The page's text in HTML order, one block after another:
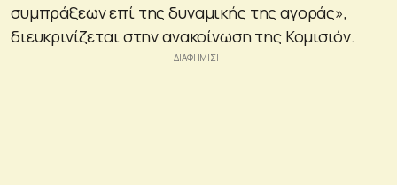
συμπράξεων επί της δυναμικής της αγοράς»,
διευκρινίζεται στην ανακοίνωση της Κομισιόν.